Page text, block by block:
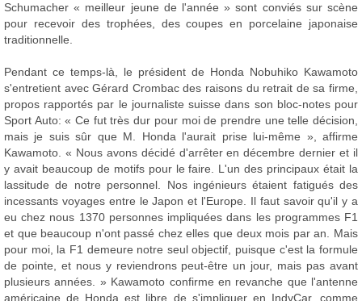
Schumacher « meilleur jeune de l'année » sont conviés sur scène
pour recevoir des trophées, des coupes en porcelaine japonaise
traditionnelle.
Pendant ce temps-là, le président de Honda Nobuhiko Kawamoto
s'entretient avec Gérard Crombac des raisons du retrait de sa firme,
propos rapportés par le journaliste suisse dans son bloc-notes pour
Sport Auto: « Ce fut très dur pour moi de prendre une telle décision,
mais je suis sûr que M. Honda l'aurait prise lui-même », affirme
Kawamoto. « Nous avons décidé d'arrêter en décembre dernier et il
y avait beaucoup de motifs pour le faire. L'un des principaux était la
lassitude de notre personnel. Nos ingénieurs étaient fatigués des
incessants voyages entre le Japon et l'Europe. Il faut savoir qu'il y a
eu chez nous 1370 personnes impliquées dans les programmes F1
et que beaucoup n'ont passé chez elles que deux mois par an. Mais
pour moi, la F1 demeure notre seul objectif, puisque c'est la formule
de pointe, et nous y reviendrons peut-être un jour, mais pas avant
plusieurs années. » Kawamoto confirme en revanche que l'antenne
américaine de Honda est libre de s'impliquer en IndyCar, comme